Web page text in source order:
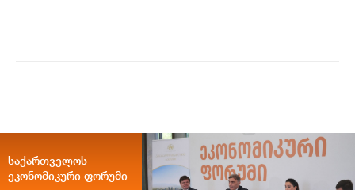
საქართველოს
ეკონომიკური ფორუმი